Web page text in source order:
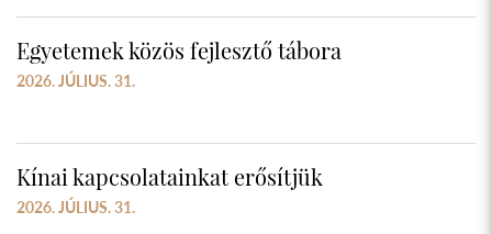
Egyetemek közös fejlesztő tábora
2026. JÚLIUS. 31.
Kínai kapcsolatainkat erősítjük
2026. JÚLIUS. 31.